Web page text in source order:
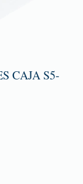
CAJA S5-